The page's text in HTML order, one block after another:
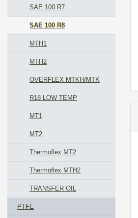
SAE 100 R7
SAE 100 R8
MTH1
MTH2
OVERFLEX MTKH/MTK
R18 LOW TEMP
MT1
MT2
Thermoflex MT2
Thermoflex MTH2
TRANSFER OIL
PTFE